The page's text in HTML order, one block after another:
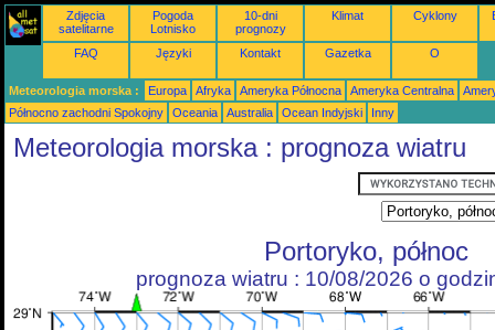
Zdjęcia
satelitarne
Pogoda
Lotnisko
10-dni
prognozy
Klimat Cyklony
FAQ Języki Kontakt Gazetka O
Meteorologia morska : Europa Afryka Ameryka Północna Ameryka Centralna
Północno zachodni Spokojny
Oceania Australia Ocean Indyjski Inny
Meteorologia morska : prognoza wiatru
Portoryko, północ
prognoza wiatru : 10/08/2026 o